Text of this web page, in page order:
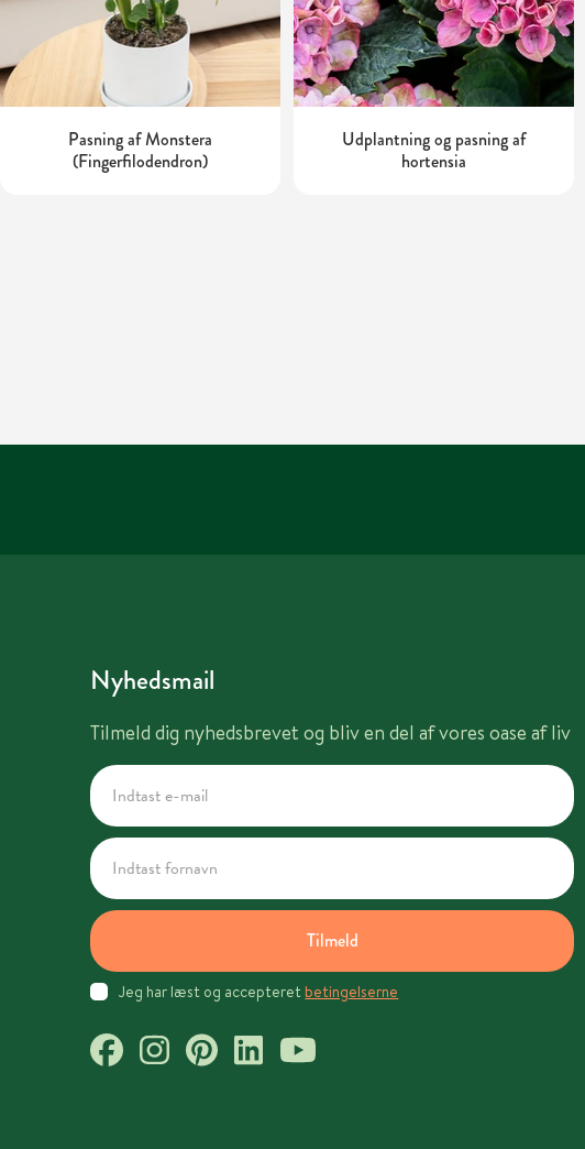
Pasning af Monstera
(Fingerfilodendron)
Udplantning og pasning af
hortensia
Nyhedsmail
Tilmeld dig nyhedsbrevet og bliv en del af vores oase af liv
Tilmeld
Jeg har læst og accepteret betingelserne